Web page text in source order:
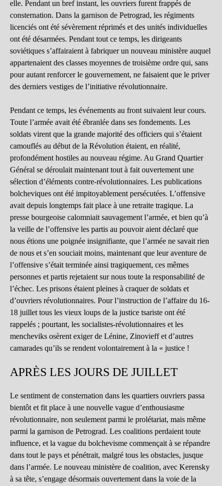
elle. Pendant un bref instant, les ouvriers furent frappés de
consternation. Dans la garnison de Petrograd, les régiments
licenciés ont été sévèrement réprimés et des unités individuelles
ont été désarmées. Pendant tout ce temps, les dirigeants
soviétiques s’affairaient à fabriquer un nouveau ministère auquel
appartenaient des classes moyennes de troisième ordre qui, sans
pour autant renforcer le gouvernement, ne faisaient que le priver
des derniers vestiges de l’initiative révolutionnaire.
Pendant ce temps, les événements au front suivaient leur cours.
Toute l’armée avait été ébranlée dans ses fondements. Les
soldats virent que la grande majorité des officiers qui s’étaient
camouflés au début de la Révolution étaient, en réalité,
profondément hostiles au nouveau régime. Au Grand Quartier
Général se déroulait maintenant tout à fait ouvertement une
sélection d’éléments contre-révolutionnaires. Les publications
bolcheviques ont été impitoyablement persécutées. L’offensive
avait depuis longtemps fait place à une retraite tragique. La
presse bourgeoise calomniait sauvagement l’armée, et bien qu’à
la veille de l’offensive les partis au pouvoir aient déclaré que
nous étions une poignée insignifiante, que l’armée ne savait rien
de nous et s’en souciait moins, maintenant que leur aventure de
l’offensive s’était terminée ainsi tragiquement, ces mêmes
personnes et partis rejetaient sur nous toute la responsabilité de
l’échec. Les prisons étaient pleines à craquer de soldats et
d’ouvriers révolutionnaires. Pour l’instruction de l’affaire du 16-
18 juillet tous les vieux loups de la justice tsariste ont été
rappelés ; pourtant, les socialistes-révolutionnaires et les
mencheviks osèrent exiger de Lénine, Zinovieff et d’autres
camarades qu’ils se rendent volontairement à la « justice !
APRÈS LES JOURS DE JUILLET
Le sentiment de consternation dans les quartiers ouvriers passa
bientôt et fit place à une nouvelle vague d’enthousiasme
révolutionnaire, non seulement parmi le prolétariat, mais même
parmi la garnison de Petrograd. Les coalitions perdaient toute
influence, et la vague du bolchevisme commençait à se répandre
dans tout le pays et pénétrait, malgré tous les obstacles, jusque
dans l’armée. Le nouveau ministère de coalition, avec Kerensky
à sa tête, s’engage désormais ouvertement dans la voie de la